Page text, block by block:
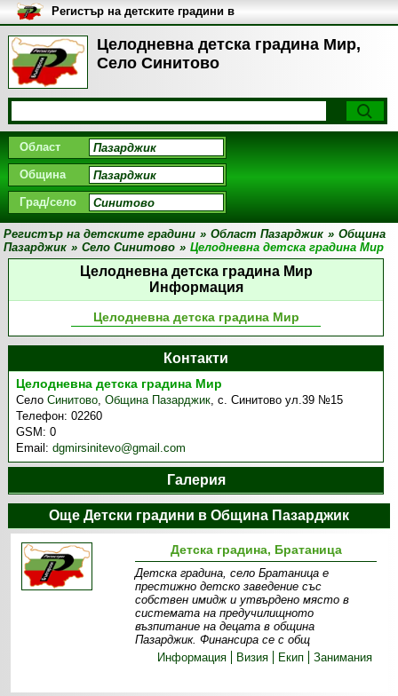
Целодневна детска градина Мир,
Село Синитово
Регистър на детските градини в
България
Област
Община
Град/село
Регистър на детските градини » Област Пазарджик » Община
Пазарджик » Село Синитово » Целодневна детска градина Мир
Целодневна детска градина Мир
Информация
Целодневна детска градина Мир
Контакти
Целодневна детска градина Мир
СелоСинитово,Община Пазарджик,с. Синитово ул.39 №15
Телефон:02260
GSM:0
Email:dgmirsinitevo@gmail.com
Галерия
Още Детски градини в Община Пазарджик
Детска градина, Братаница
Детска градина, село Братаница е
престижно детско заведение със
собствен имидж и утвърдено място в
системата на предучилищното
възпитание на децата в община
Пазарджик. Финансира се с общ
Информация
Визия Екип Занимания